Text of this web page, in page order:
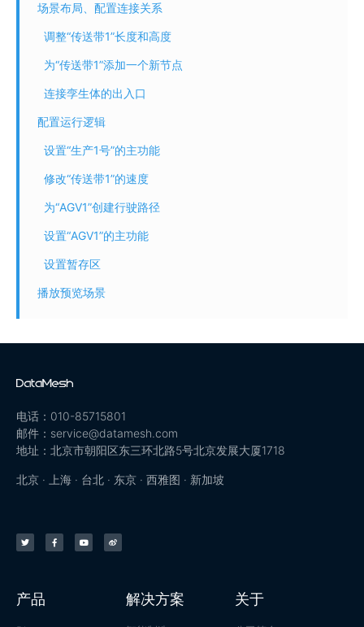
场景布局、配置连接关系
调整“传送带1”长度和高度
为“传送带1”添加一个新节点
连接孪生体的出入口
配置运行逻辑
设置“生产1号”的主功能
修改“传送带1”的速度
为“AGV1”创建行驶路径
设置“AGV1”的主功能
设置暂存区
播放预览场景
电话：010-85715801
邮件：service@datamesh.com
地址：北京市朝阳区东三环北路5号北京发展大厦1718
北京 · 上海 · 台北 · 东京 · 西雅图 · 新加坡
产品 解决方案 关于